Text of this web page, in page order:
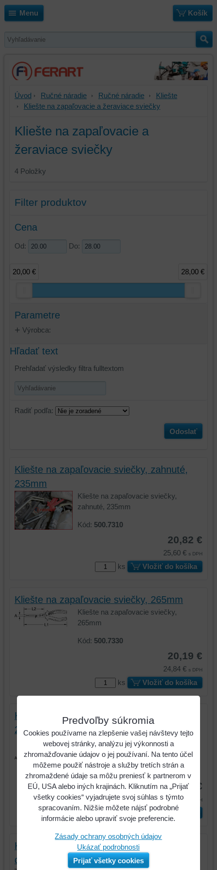
Menu Košík
Úvod Ručné náradie Ručné náradie
Kliešte
Kliešte na zapaľovacie a žeraviace sviečky
Kliešte na zapaľovacie a
žeraviace sviečky
4 Položky
Filter produktov
Cena
Od: Do:
20,00 € 28,00 €
Parametre
Výrobca:
Hľadať text
Prehľadať výsledky filtra fulltextom
Radiť podľa:
Odoslať
Kliešte na zapaľovacie sviečky, zahnuté,
235mm
Kliešte na zapaľovacie sviečky,
zahnuté, 235mm
Kód: 500.7310
20,82 €
25,60 € s DPH
ks Vložiť do košíka
Kliešte na zapaľovacie sviečky, 265mm
Kliešte na zapaľovacie sviečky,
265mm
Kód: 500.7330
20,19 €
24,84 € s DPH
ks Vložiť do košíka
Kliešte na uvoľnenie žeraviacich sviečok,
260m
Kliešte na uvoľnenie žeraviacich
sviečok, 260m
500.7335
27,85 €
34,26 € s DPH
ks Vložiť do košíka
Kliešte na koncovku zapaľovacieho kábla,
dlhé
Predvoľby súkromia
Cookies používame na zlepšenie vašej návštevy tejto
webovej stránky, analýzu jej výkonnosti a
zhromažďovanie údajov o jej používaní. Na tento účel
môžeme použiť nástroje a služby tretích strán a
zhromaždené údaje sa môžu preniesť k partnerom v
EÚ, USA alebo iných krajinách. Kliknutím na „Prijať
všetky cookies“ vyjadrujete svoj súhlas s týmto
spracovaním. Nižšie môžete nájsť podrobné
informácie alebo upraviť svoje preferencie.
Zásady ochrany osobných údajov
Ukázať podrobnosti
Prijať všetky cookies